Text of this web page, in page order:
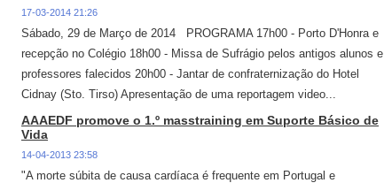
17-03-2014 21:26
Sábado, 29 de Março de 2014 PROGRAMA 17h00 - Porto D'Honra e
recepção no Colégio 18h00 - Missa de Sufrágio pelos antigos alunos e
professores falecidos 20h00 - Jantar de confraternização do Hotel
Cidnay (Sto. Tirso) Apresentação de uma reportagem video...
AAAEDF promove o 1.º masstraining em Suporte Básico de
Vida
14-04-2013 23:58
"A morte súbita de causa cardíaca é frequente em Portugal e